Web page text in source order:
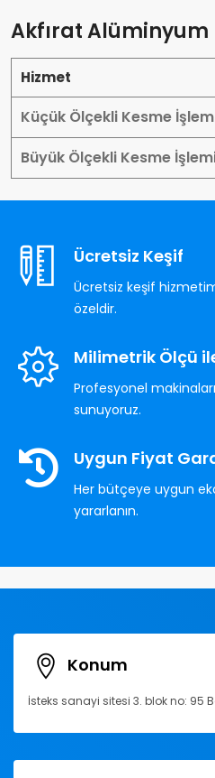
Akfırat Alüminyum
Hizmet
Küçük Ölçekli Kesme
Büyük Ölçekli Kesme
Ücretsiz Keşif
Ücretsiz keşif
özeldir.
Milimetrik Ölçü
Profesyonel
sunuyoruz.
Uygun Fiyat
Her bütçeye uygun
yararlanın.
Konum
İsteks sanayi sitesi 3. blok no: 95